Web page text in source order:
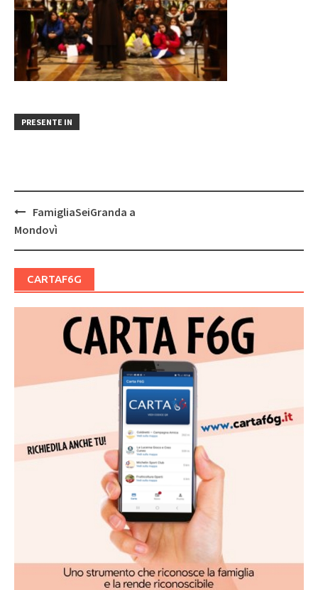
PRESENTE IN
Post
navigation
FamigliaSeiGranda a
Mondovì
CARTAF6G